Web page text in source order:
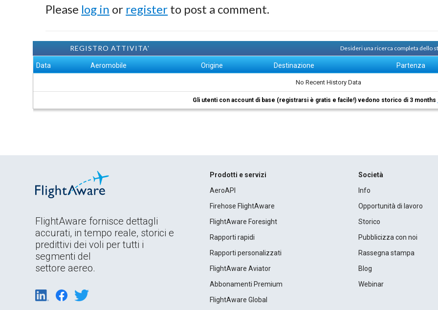
Please log in or register to post a comment.
REGISTRO ATTIVITA' Desideri una ricerca completa dello
Data Aeromobile Origine Destinazione Partenza
No Recent History Data
Gli utenti con account di base (registrarsi è gratis e facile!) vedono storico di 3 months
FlightAware fornisce dettagli
accurati, in tempo reale, storici e
predittivi dei voli per tutti i
segmenti del
settore aereo.
Prodotti e servizi
AeroAPI
Firehose FlightAware
FlightAware Foresight
Rapporti rapidi
Rapporti personalizzati
FlightAware Aviator
Abbonamenti Premium
FlightAware Global
Società
Info
Opportunità di lavoro
Storico
Pubblicizza con noi
Rassegna stampa
Blog
Webinar